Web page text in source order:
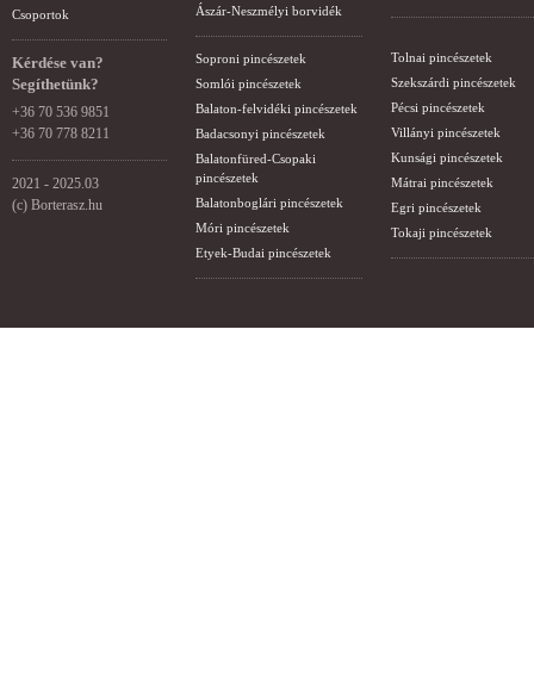
Csoportok
Kérdése van?
Segíthetünk?
+36 70 536 9851
+36 70 778 8211
2021 - 2025.03
(c) Borterasz.hu
Ászár-Neszmélyi borvidék
Soproni pincészetek
Somlói pincészetek
Balaton-felvidéki pincészetek
Badacsonyi pincészetek
Balatonfüred-Csopaki
pincészetek
Balatonboglári pincészetek
Móri pincészetek
Etyek-Budai pincészetek
Tolnai pincészetek
Szekszárdi pincészetek
Pécsi pincészetek
Villányi pincészetek
Kunsági pincészetek
Mátrai pincészetek
Egri pincészetek
Tokaji pincészetek